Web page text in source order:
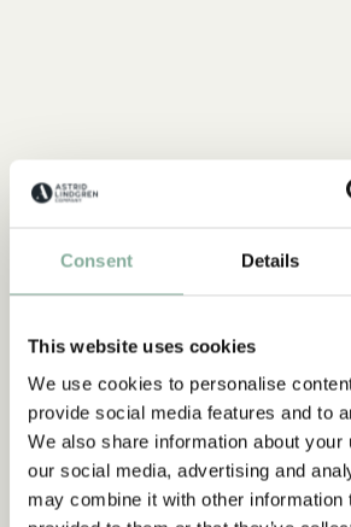
Consent Details
This website uses cookies
We use cookies to personalise
provide social media features and to
We also share information about your
our social media, advertising and
may combine it with other information